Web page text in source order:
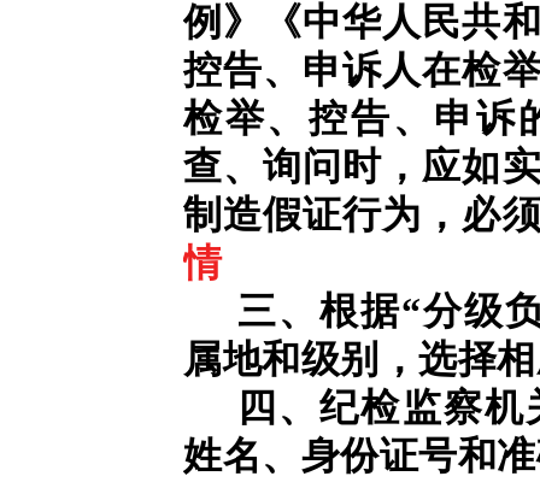
例》《中华人民共
控告、申诉人在检
检举、控告、申诉
查、询问时，应如
制造假证行为，必
情
三、根据“分级
属地和级别，选择
四、纪检监察
姓名、身份证号和